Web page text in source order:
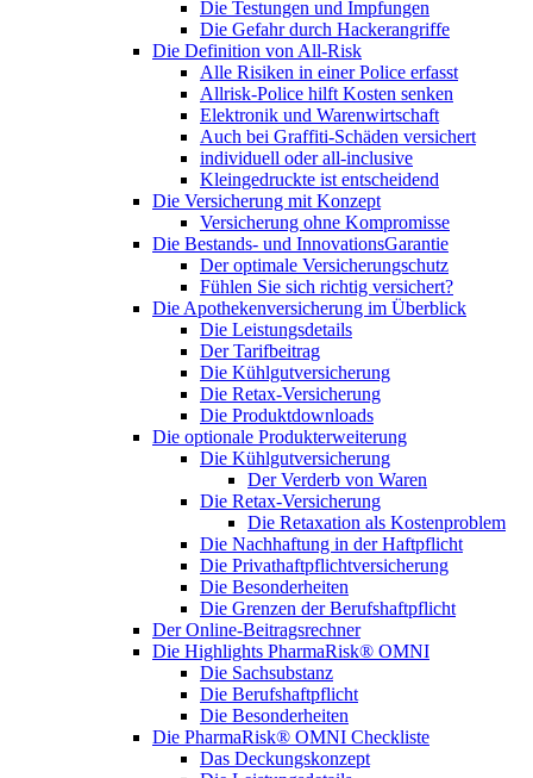
Die Testungen und Impfungen
Die Gefahr durch Hackerangriffe
Die Definition von All-Risk
Alle Risiken in einer Police erfasst
Allrisk-Police hilft Kosten senken
Elektronik und Warenwirtschaft
Auch bei Graffiti-Schäden versichert
individuell oder all-inclusive
Kleingedruckte ist entscheidend
Die Versicherung mit Konzept
Versicherung ohne Kompromisse
Die Bestands- und InnovationsGarantie
Der optimale Versicherungschutz
Fühlen Sie sich richtig versichert?
Die Apothekenversicherung im Überblick
Die Leistungsdetails
Der Tarifbeitrag
Die Kühlgutversicherung
Die Retax-Versicherung
Die Produktdownloads
Die optionale Produkterweiterung
Die Kühlgutversicherung
Der Verderb von Waren
Die Retax-Versicherung
Die Retaxation als Kostenproblem
Die Nachhaftung in der Haftpflicht
Die Privathaftpflichtversicherung
Die Besonderheiten
Die Grenzen der Berufshaftpflicht
Der Online-Beitragsrechner
Die Highlights PharmaRisk® OMNI
Die Sachsubstanz
Die Berufshaftpflicht
Die Besonderheiten
Die PharmaRisk® OMNI Checkliste
Das Deckungskonzept